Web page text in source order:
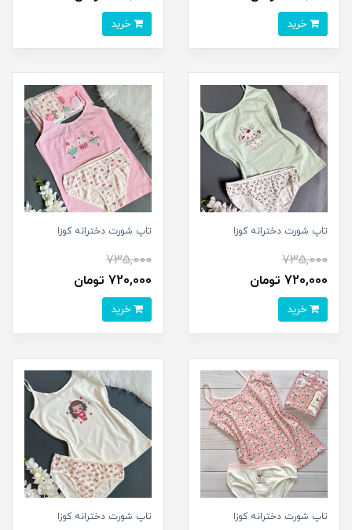
تاپ شورت دخترانه کوزا
735,000
720,000 تومان
تاپ شورت دخترانه کوزا
735,000
720,000 تومان
تاپ شورت دخترانه کوزا تاپ شورت دخترانه کوزا